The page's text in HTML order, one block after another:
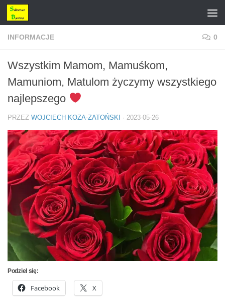
Przejdź do treści
INFORMACJE 0
Wszystkim Mamom, Mamuśkom,
Mamuniom, Matulom życzymy wszystkiego
najlepszego
PRZEZ WOJCIECH KOZA-ZATOŃSKI · 2023-05-26
Podziel się:
Facebook X